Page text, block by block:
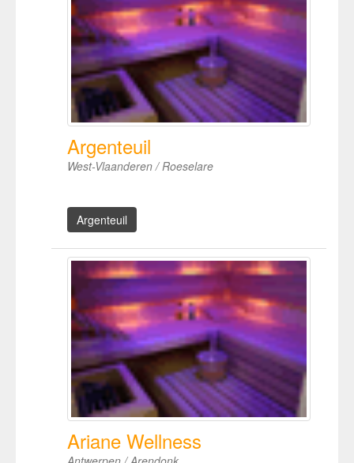
Argenteuil
West-Vlaanderen / Roeselare
Argenteuil
Ariane Wellness